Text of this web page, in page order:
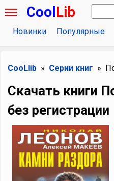
Cool Lib
Новинки Популярные
CooLlib Серии книг
Скачать книги
без регистрации